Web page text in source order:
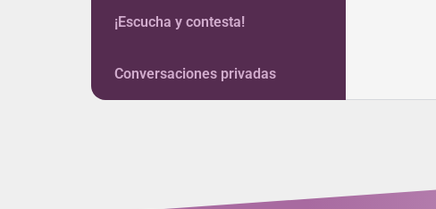
¡Escucha y contesta!
Conversaciones privadas